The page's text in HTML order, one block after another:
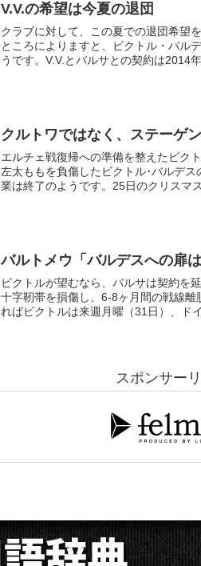
V.V.の希望は今夏の退団
クラブに対して、この夏での退団希望
ところによりますと、ビクトル・バル
うです。V.V.とバルサとの契約は2014
クルトワではなく、ステーゲン
エルチェ戦復帰への準備を整えたビク
左太ももを負傷したビクトル･バルデ
業は終了のようです。25日のクリスマ
バルトメウ「バルデスへの扉
ビクトルが望むなら、バルサは契約を
十字靭帯を損傷し、6-8ヶ月間の戦線
ればビクトルは来週月曜（31日）、ド
スポンサー